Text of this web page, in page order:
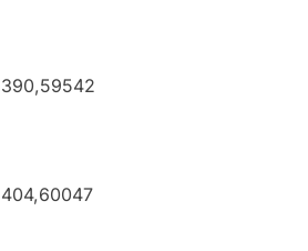
390,59542
404,60047